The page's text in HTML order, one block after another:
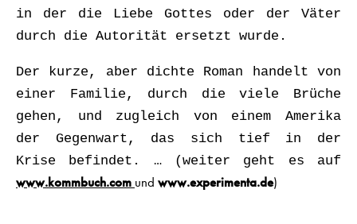
in der die Liebe Gottes oder der Väter
durch die Autorität ersetzt wurde.
Der kurze, aber dichte Roman handelt von
einer Familie, durch die viele Brüche
gehen, und zugleich von einem Amerika
der Gegenwart, das sich tief in der
Krise befindet. … (weiter geht es auf
www.kommbuch.com und www.experimenta.de)